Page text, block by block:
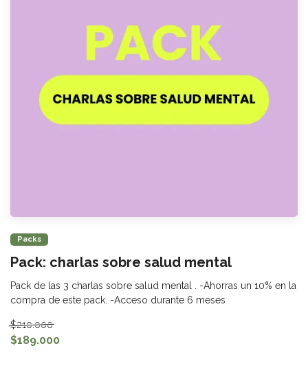
Packs
Pack: charlas sobre salud mental
Pack de las 3 charlas sobre salud mental . -Ahorras un 10% en la
compra de este pack. -Acceso durante 6 meses
$210.000
$189.000